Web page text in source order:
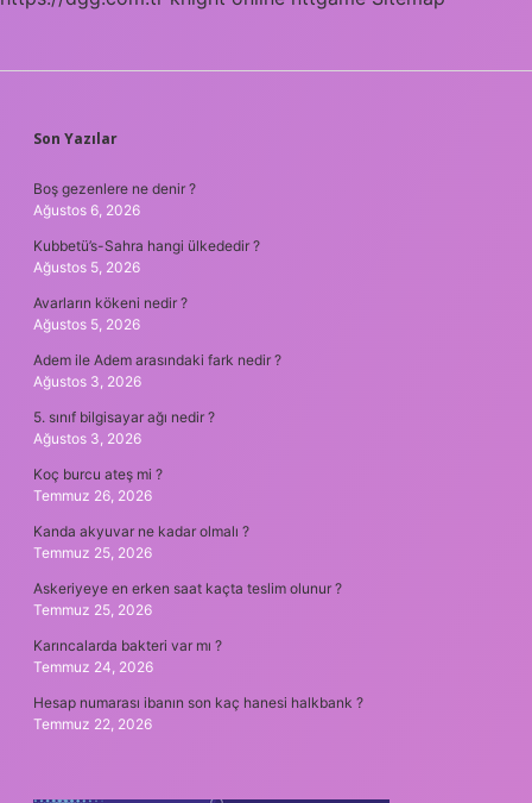
SIDEBAR
Son Yazılar
Boş gezenlere ne denir ?
Ağustos 6, 2026
Kubbetü’s-Sahra hangi ülkededir ?
Ağustos 5, 2026
Avarların kökeni nedir ?
Ağustos 5, 2026
Adem ile Adem arasındaki fark nedir ?
Ağustos 3, 2026
5. sınıf bilgisayar ağı nedir ?
Ağustos 3, 2026
Koç burcu ateş mi ?
Temmuz 26, 2026
Kanda akyuvar ne kadar olmalı ?
Temmuz 25, 2026
Askeriyeye en erken saat kaçta teslim olunur ?
Temmuz 25, 2026
Karıncalarda bakteri var mı ?
Temmuz 24, 2026
Hesap numarası ibanın son kaç hanesi halkbank ?
Temmuz 22, 2026